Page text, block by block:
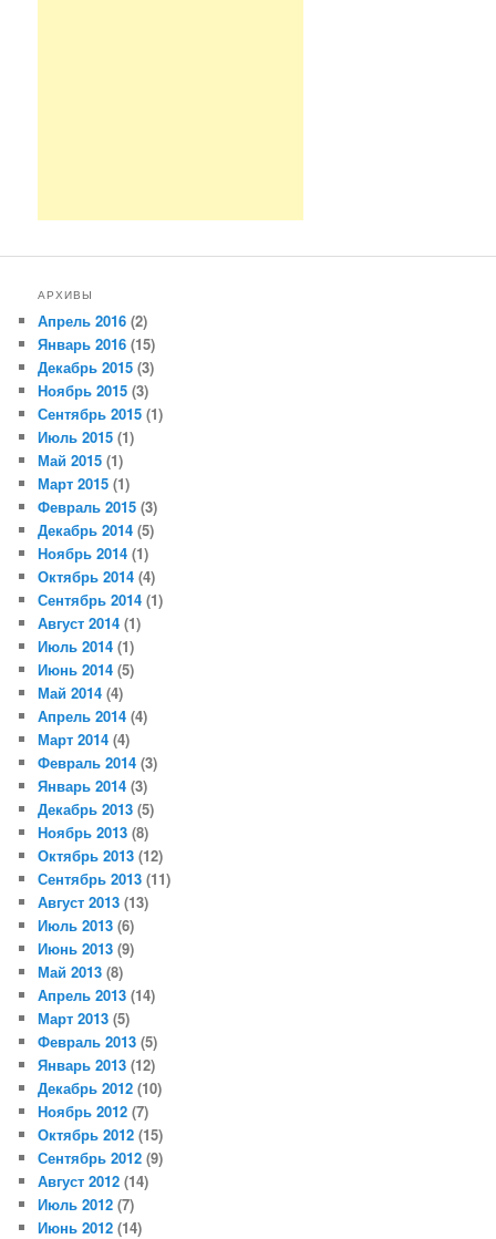
АРХИВЫ
Апрель 2016 (2)
Январь 2016 (15)
Декабрь 2015 (3)
Ноябрь 2015 (3)
Сентябрь 2015 (1)
Июль 2015 (1)
Май 2015 (1)
Март 2015 (1)
Февраль 2015 (3)
Декабрь 2014 (5)
Ноябрь 2014 (1)
Октябрь 2014 (4)
Сентябрь 2014 (1)
Август 2014 (1)
Июль 2014 (1)
Июнь 2014 (5)
Май 2014 (4)
Апрель 2014 (4)
Март 2014 (4)
Февраль 2014 (3)
Январь 2014 (3)
Декабрь 2013 (5)
Ноябрь 2013 (8)
Октябрь 2013 (12)
Сентябрь 2013 (11)
Август 2013 (13)
Июль 2013 (6)
Июнь 2013 (9)
Май 2013 (8)
Апрель 2013 (14)
Март 2013 (5)
Февраль 2013 (5)
Январь 2013 (12)
Декабрь 2012 (10)
Ноябрь 2012 (7)
Октябрь 2012 (15)
Сентябрь 2012 (9)
Август 2012 (14)
Июль 2012 (7)
Июнь 2012 (14)